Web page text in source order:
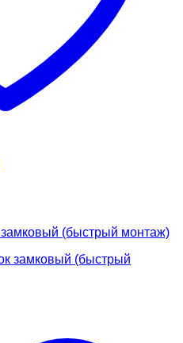
(быстрый монтаж)